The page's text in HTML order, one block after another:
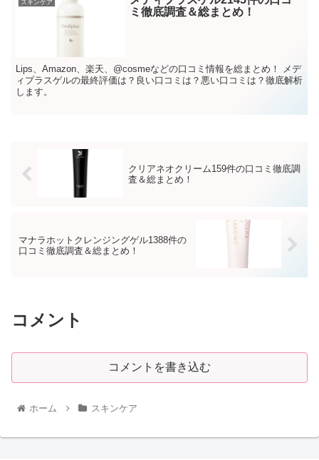
スキンケア
ミ徹底調査＆総まとめ！
Lips、Amazon、楽天、@cosmeなどの口コミ情報を総まとめ！ メデ
ィプラスゲルの最終評価は？良い口コミは？悪い口コミは？徹底解析
します。
クリアネオクリーム159件の口コミ徹底調
査＆総まとめ！
マナラホットクレンジングゲル1388件の
口コミ徹底調査＆総まとめ！
コメント
コメントを書き込む
ホーム スキンケア